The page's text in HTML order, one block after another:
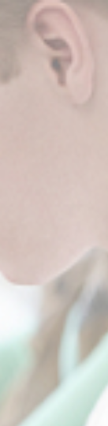
Aula